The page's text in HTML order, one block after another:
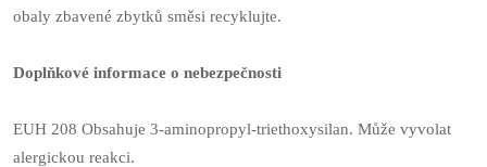
obaly zbavené zbytků směsi recyklujte.
Doplňkové informace o nebezpečnosti
EUH 208 Obsahuje 3-aminopropyl-triethoxysilan. Může vyvolat
alergickou reakci.